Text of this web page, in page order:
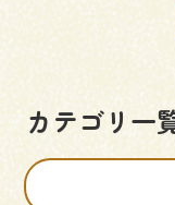
カテゴリ一